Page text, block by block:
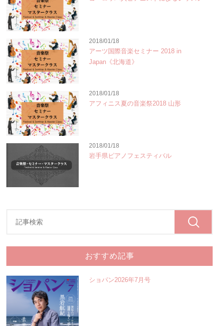
2018/01/18
アーツ国際音楽セミナー 2018 in
Japan《北海道》
2018/01/18
アフィニス夏の音楽祭2018 山形
2018/01/18
岩手県ピアノフェスティバル
おすすめ記事
ショパン2026年7月号